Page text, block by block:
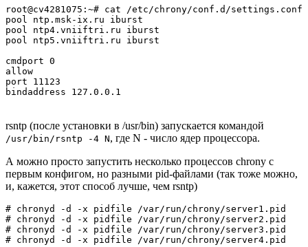
root@cv4281075:~# cat /etc/chrony/conf.d/settings.conf
pool ntp.msk-ix.ru iburst
pool ntp4.vniiftri.ru iburst
pool ntp5.vniiftri.ru iburst
cmdport 0
allow
port 11123
bindaddress 127.0.0.1
rsntp (после установки в /usr/bin) запускается командой
/usr/bin/rsntp -4 N, где N - число ядер процессора.
А можно просто запустить несколько процессов chrony с
первым конфигом, но разными pid-файлами (так тоже можно,
и, кажется, этот способ лучше, чем rsntp)
# chronyd -d -x pidfile /var/run/chrony/server1.pid
# chronyd -d -x pidfile /var/run/chrony/server2.pid
# chronyd -d -x pidfile /var/run/chrony/server3.pid
# chronyd -d -x pidfile /var/run/chrony/server4.pid